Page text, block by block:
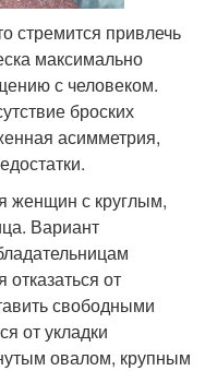
стремится привлечь
максимально
с человеком.
броских
асимметрия,
женщин с круглым,
Вариант
отказаться от
свободными
от укладки
овалом, крупным